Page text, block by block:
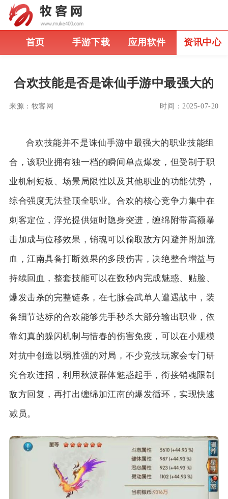
首页 手游下载 应用软件 资讯中心
合欢技能是否是诛仙手游中最强大的
来源： 牧客网 时间： 2025-07-20
合欢技能并不是诛仙手游中最强大的职业技能组
合，该职业拥有独一档的瞬间单点爆发，但受制于职
业机制短板、场景局限性以及其他职业的功能优势，
综合强度无法登顶全职业。合欢的核心竞争力集中在
刺客定位，浮光提供短时隐身突进，缠绵附带高额暴
击加成与位移效果，销魂可以偷取敌方闪避并附加流
血，江南具备打断效果的多段伤害，决绝整合增益与
持续回血，整套技能可以在数秒内完成魅惑、贴脸、
爆发击杀的完整链条，在七脉会武单人遭遇战中，装
备细节达标的合欢能够先手秒杀大部分输出职业，依
靠幻真的躲闪机制与惜春的伤害免疫，可以在小规模
对抗中创造以弱胜强的对局，不少竞技玩家会专门研
究合欢连招，利用秋波群体魅惑起手，衔接销魂限制
敌方回复，再打出缠绵加江南的爆发循环，实现快速
减员。